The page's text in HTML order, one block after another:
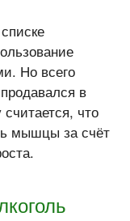
Но всего
в
что
мышцы за счёт